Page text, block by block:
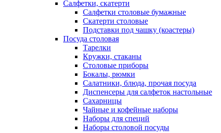
Салфетки, скатерти
Салфетки столовые бумажные
Скатерти столовые
Подставки под чашку (коастеры)
Посуда столовая
Тарелки
Кружки, стаканы
Столовые приборы
Бокалы, рюмки
Салатники, блюда, прочая посуда
Диспенсеры для салфеток настольные
Сахарницы
Чайные и кофейные наборы
Наборы для специй
Наборы столовой посуды